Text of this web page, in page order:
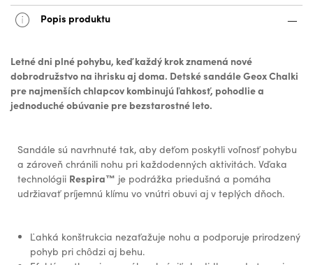
Popis produktu
Letné dni plné pohybu, keď každý krok znamená nové
dobrodružstvo na ihrisku aj doma. Detské sandále Geox Chalki
pre najmenších chlapcov kombinujú ľahkosť, pohodlie a
jednoduché obúvanie pre bezstarostné leto.
Sandále sú navrhnuté tak, aby deťom poskytli voľnosť pohybu
a zároveň chránili nohu pri každodenných aktivitách. Vďaka
technológii Respira™ je podrážka priedušná a pomáha
udržiavať príjemnú klímu vo vnútri obuvi aj v teplých dňoch.
Ľahká konštrukcia nezaťažuje nohu a podporuje prirodzený
pohyb pri chôdzi aj behu.